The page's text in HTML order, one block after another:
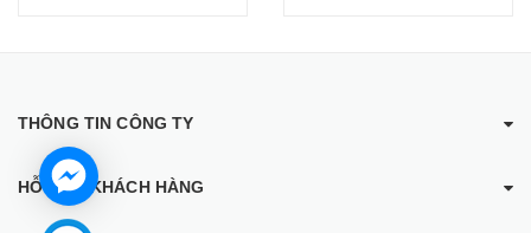
THÔNG TIN CÔNG TY
HỖ TRỢ KHÁCH HÀNG